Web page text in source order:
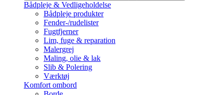
Bådpleje & Vedligeholdelse
Bådpleje produkter
Fender-/rudelister
Fugtfjerner
Lim, fuge & reparation
Malergrej
Maling, olie & lak
Slib & Polering
Værktøj
Komfort ombord